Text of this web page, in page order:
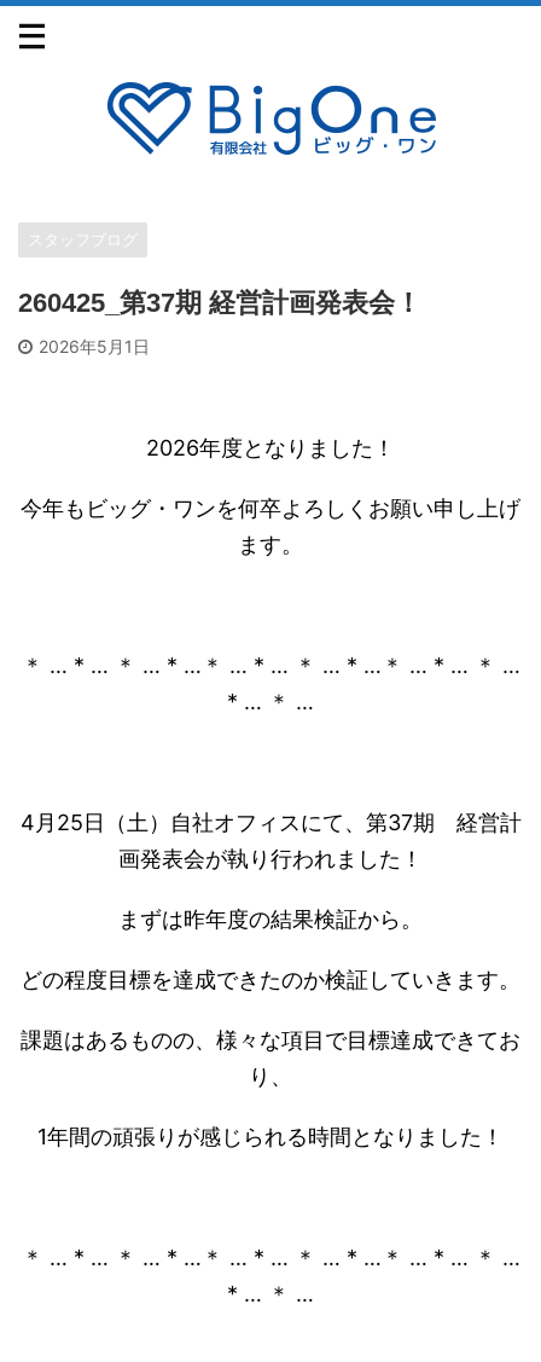
スタッフブログ
260425_第37期 経営計画発表会！
2026年5月1日
2026年度となりました！
今年もビッグ・ワンを何卒よろしくお願い申し上げ
ます。
＊ … * … ＊ … * …＊ … * … ＊ … * …＊ … * … ＊ …
* … ＊ …
4月25日（土）自社オフィスにて、第37期 経営計
画発表会が執り行われました！
まずは昨年度の結果検証から。
どの程度目標を達成できたのか検証していきます。
課題はあるものの、様々な項目で目標達成できてお
り、
1年間の頑張りが感じられる時間となりました！
＊ … * … ＊ … * …＊ … * … ＊ … * …＊ … * … ＊ …
* … ＊ …